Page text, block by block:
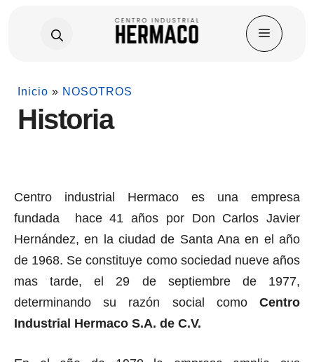
Skip
content
Inicio » NOSOTROS
Historia
Centro industrial Hermaco es una empresa
fundada hace 41 años por Don Carlos Javier
Hernández, en la ciudad de Santa Ana en el año
de 1968. Se constituye como sociedad nueve años
mas tarde, el 29 de septiembre de 1977,
determinando su razón social como Centro
Industrial Hermaco S.A. de C.V.